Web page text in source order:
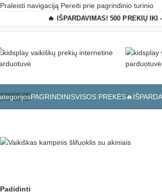
Praleisti navigaciją Pereiti prie pagrindinio turinio
🔥 IŠPARDAVIMAS! 500 PREKIŲ
PAGRINDINISVISOS PREKĖS
Padidinti